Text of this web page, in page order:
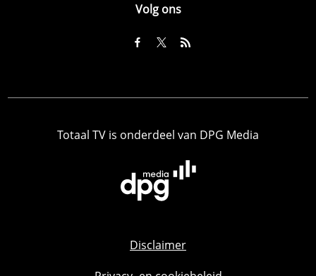
Volg ons
Totaal TV is onderdeel van DPG Media
Disclaimer